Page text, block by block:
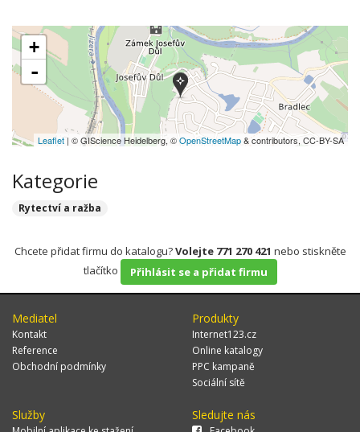
+
-
Leaflet | © GIScience Heidelberg, ©OpenStreetMap& contributors, CC-BY-SA
Kategorie
Rytectví a ražba
Chcete přidat firmu do katalogu?Volejte 771 270 421 nebo stiskněte
tlačítko
Přihlásit se a přidat firmu
Mediatel
Kontakt
Reference
Obchodní podmínky
Produkty
Internet123.cz
Online katalogy
PPC kampaně
Sociální sítě
Služby Sledujte nás